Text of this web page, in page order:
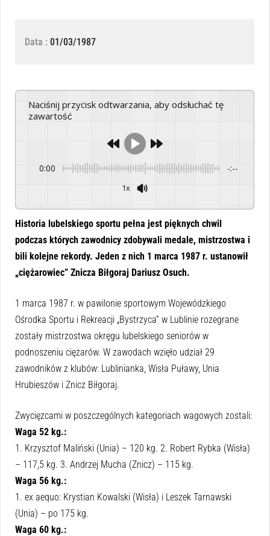
Data : 01/03/1987
Naciśnij przycisk odtwarzania, aby odsłuchać tę
zawartość
0:00 -:--
1x
Historia lubelskiego sportu pełna jest pięknych chwil
podczas których zawodnicy zdobywali medale, mistrzostwa i
bili kolejne rekordy. Jeden z nich 1 marca 1987 r. ustanowił
„ciężarowiec” Znicza Biłgoraj Dariusz Osuch.
1 marca 1987 r. w pawilonie sportowym Wojewódzkiego
Ośrodka Sportu i Rekreacji „Bystrzyca” w Lublinie rozegrane
zostały mistrzostwa okręgu lubelskiego seniorów w
podnoszeniu ciężarów. W zawodach wzięło udział 29
zawodników z klubów: Lublinianka, Wisła Puławy, Unia
Hrubieszów i Znicz Biłgoraj.
Zwycięzcami w poszczególnych kategoriach wagowych zostali:
Waga 52 kg.:
1. Krzysztof Maliński (Unia) – 120 kg. 2. Robert Rybka (Wisła)
– 117,5 kg. 3. Andrzej Mucha (Znicz) – 115 kg.
Waga 56 kg.:
1. ex aequo: Krystian Kowalski (Wisła) i Leszek Tarnawski
(Unia) – po 175 kg.
Waga 60 kg.: